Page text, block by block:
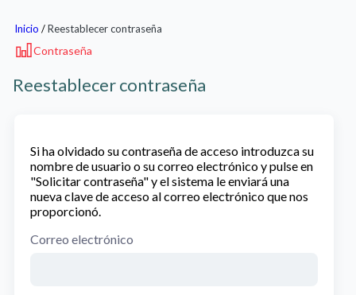
Inicio /Reestablecer contraseña
Contraseña
Reestablecer contraseña
Si ha olvidado su contraseña de acceso introduzca su
nombre de usuario o su correo electrónico y pulse en
"Solicitar contraseña" y el sistema le enviará una
nueva clave de acceso al correo electrónico que nos
proporcionó.
Correo electrónico